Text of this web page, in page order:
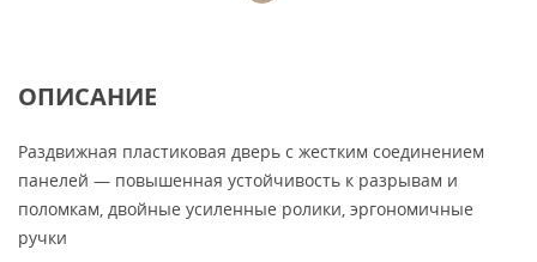
ОПИСАНИЕ
Раздвижная пластиковая дверь с жестким соединением
панелей — повышенная устойчивость к разрывам и
поломкам, двойные усиленные ролики, эргономичные
ручки